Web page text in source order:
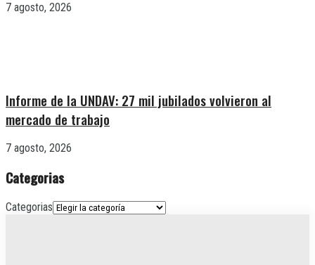
7 agosto, 2026
Informe de la UNDAV: 27 mil jubilados volvieron al
mercado de trabajo
7 agosto, 2026
Categorias
Categorias